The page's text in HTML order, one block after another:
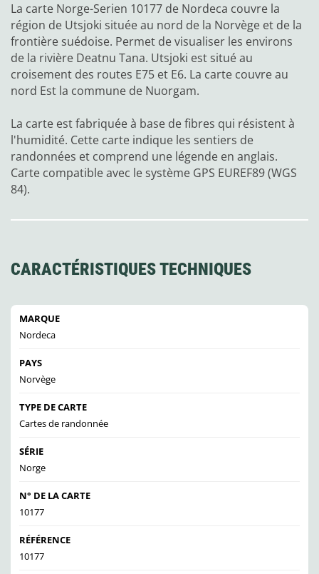
La carte Norge-Serien 10177 de Nordeca couvre la
région de Utsjoki située au nord de la Norvège et de la
frontière suédoise. Permet de visualiser les environs
de la rivière Deatnu Tana. Utsjoki est situé au
croisement des routes E75 et E6. La carte couvre au
nord Est la commune de Nuorgam.
La carte est fabriquée à base de fibres qui résistent à
l'humidité. Cette carte indique les sentiers de
randonnées et comprend une légende en anglais.
Carte compatible avec le système GPS EUREF89 (WGS
84).
CARACTÉRISTIQUES TECHNIQUES
MARQUE
Nordeca
PAYS
Norvège
TYPE DE CARTE
Cartes de randonnée
SÉRIE
Norge
N° DE LA CARTE
10177
RÉFÉRENCE
10177